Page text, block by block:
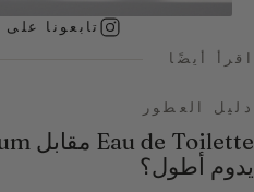
تابعونا على INSTAGRAM
اقرأ أيضًا
دليل العطور
يدوم أطول؟